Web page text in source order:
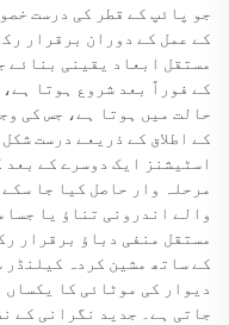
جو پائپ کے قطر کی درست
کے عمل کے دوران برقرار
مستقل ابعاد یقینی بنائے
کے فوراً بعد شروع ہوتا
حالت میں ہوتا ہے، جس کی
کے اطلاق کے ذریعے درست
اسٹیشنز ایک دوسرے کے
مرحلہ وار حاصل کیا جا
والے اندرونی تناؤ یا
مستقل منفی دباؤ برقرار
کے ساتھ مشین کردہ
دیوار کی موٹائی کا یکساں
جاتی ہے۔ جدید نگرانی کے